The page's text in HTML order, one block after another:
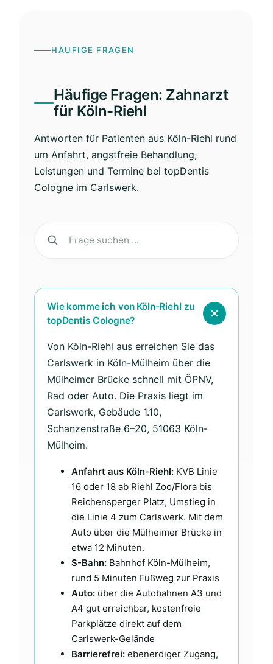
HÄUFIGE FRAGEN
Häufige Fragen: Zahnarzt
für Köln-Riehl
Antworten für Patienten aus Köln-Riehl rund
um Anfahrt, angstfreie Behandlung,
Leistungen und Termine bei topDentis
Cologne im Carlswerk.
Wie komme ich von Köln-Riehl zu
topDentis Cologne?
Von Köln-Riehl aus erreichen Sie das
Carlswerk in Köln-Mülheim über die
Mülheimer Brücke schnell mit ÖPNV,
Rad oder Auto. Die Praxis liegt im
Carlswerk, Gebäude 1.10,
Schanzenstraße 6–20, 51063 Köln-
Mülheim.
Anfahrt aus Köln-Riehl: KVB Linie
16 oder 18 ab Riehl Zoo/Flora bis
Reichensperger Platz, Umstieg in
die Linie 4 zum Carlswerk. Mit dem
Auto über die Mülheimer Brücke in
etwa 12 Minuten.
S-Bahn: Bahnhof Köln-Mülheim,
rund 5 Minuten Fußweg zur Praxis
Auto: über die Autobahnen A3 und
A4 gut erreichbar, kostenfreie
Parkplätze direkt auf dem
Carlswerk-Gelände
Barrierefrei: ebenerdiger Zugang,